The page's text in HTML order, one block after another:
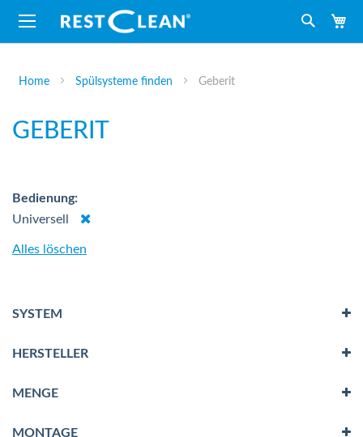
Suche
Home Spülsysteme finden Geberit
GEBERIT
Bedienung
Universell
Dies
Alles löschen
SYSTEM
HERSTELLER
MENGE
MONTAGE